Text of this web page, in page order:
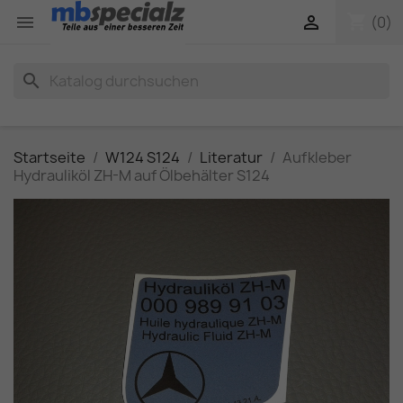
 (0)

search
Startseite W124 S124 Literatur
Aufkleber
Hydrauliköl ZH-M auf Ölbehälter S124